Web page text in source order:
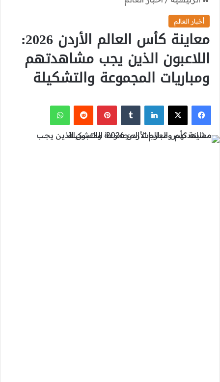
أخبار العالم
معاينة كأس العالم الأردن 2026:
اللاعبون الذين يجب مشاهدتهم
ومباريات المجموعة والتشكيلة
فيسبوك
‫X لينكدإن بينتيريست واتساب